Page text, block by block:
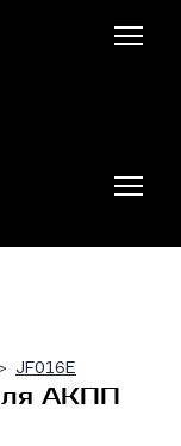
JF016E
АКПП